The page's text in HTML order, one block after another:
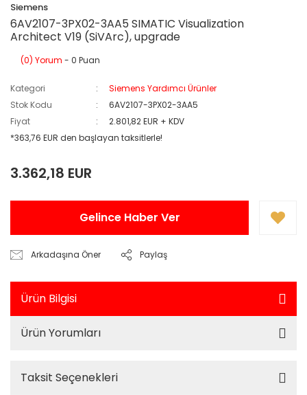
Siemens
6AV2107-3PX02-3AA5 SIMATIC Visualization
Architect V19 (SiVArc), upgrade
(0) Yorum - 0 Puan
Kategori
Siemens Yardımcı Ürünler
Stok Kodu
6AV2107-3PX02-3AA5
Fiyat
2.801,82 EUR + KDV
*363,76 EUR den başlayan taksitlerle!
3.362,18 EUR
Gelince Haber Ver
Arkadaşına Öner Paylaş
Ürün Bilgisi
Ürün Yorumları
Taksit Seçenekleri